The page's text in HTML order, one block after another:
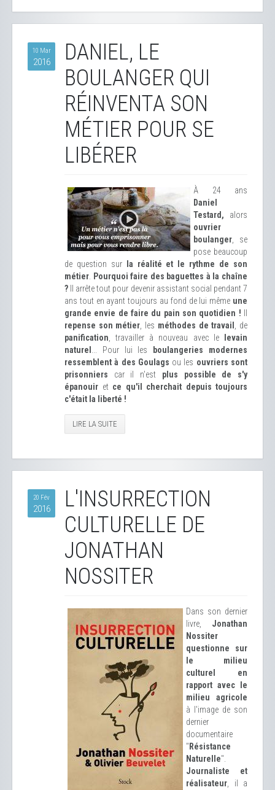
10 Mar
2016
DANIEL, LE
BOULANGER QUI
RÉINVENTA SON
MÉTIER POUR SE
LIBÉRER
À 24 ans
Daniel
Testard, alors
ouvrier
boulanger , se
pose beaucoup
de question sur
la réalité et le rythme de son
métier
Pourquoi faire des baguettes à la chaîne
? Il arrête tout pour devenir assistant social pendant 7
ans tout en ayant toujours au fond de lui même une
grande envie de faire du pain son quotidien !
repense son métier , les méthodes de travail
, de
panification , travailler à nouveau avec le
levain
naturel
... Pour lui les
boulangeries modernes
ressemblent à des Goulags ou les ouvriers sont
prisonniers car il n'est plus possible de s'y
épanouir et ce qu'il cherchait depuis toujours
c'était la liberté !
LIRE LA SUITE
20 Fév
2016
L'INSURRECTION
CULTURELLE DE
JONATHAN
NOSSITER
Dans son dernier
livre, Jonathan
Nossiter
questionne sur
le milieu
culturel en
rapport avec le
milieu agricole
à l'image de son
dernier
documentaire
" Résistance
Naturelle".
Journaliste et
réalisateur , il a